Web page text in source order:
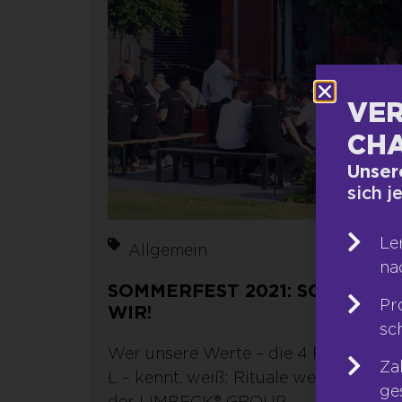
Allgemein
SOMMERFEST 2021: SO FEIERN
WIR!
Wer unsere Werte – die 4 R und die 4
L – kennt, weiß: Rituale werden bei
sich